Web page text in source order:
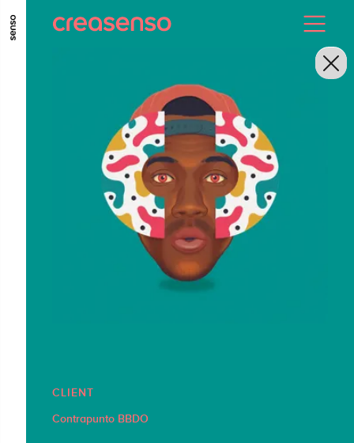
GO TO MAIN CONTENT GO TO MAIN MENU
CLIENT
Contrapunto BBDO